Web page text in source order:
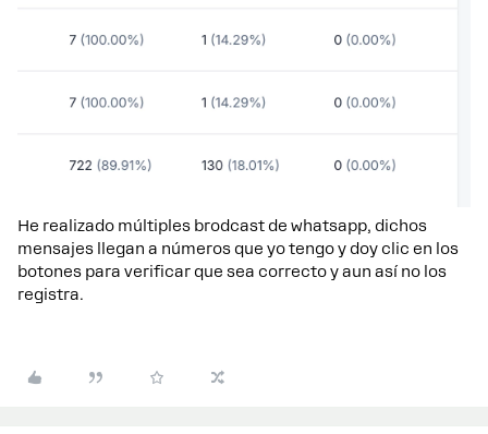
He realizado múltiples brodcast de whatsapp, dichos
mensajes llegan a números que yo tengo y doy clic en los
botones para verificar que sea correcto y aun así no los
registra.